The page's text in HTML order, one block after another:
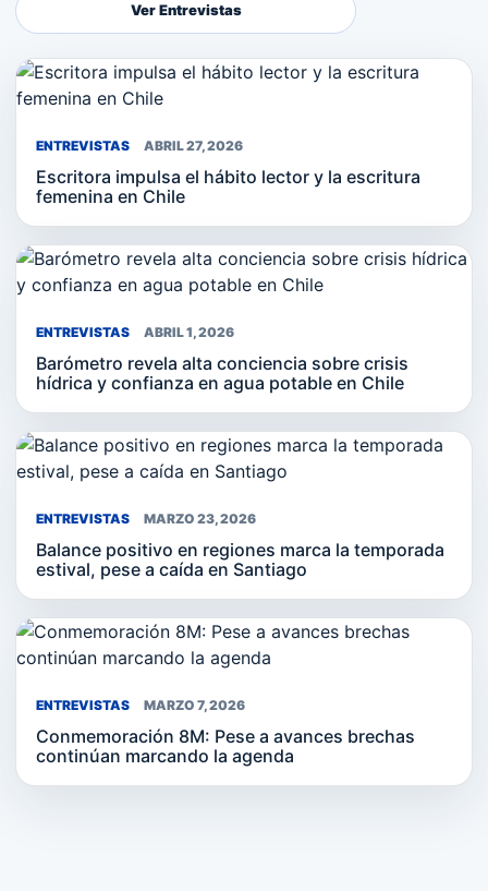
Ver Entrevistas
ENTREVISTAS ABRIL 27, 2026
Escritora impulsa el hábito lector y la escritura
femenina en Chile
ENTREVISTAS ABRIL 1, 2026
Barómetro revela alta conciencia sobre crisis
hídrica y confianza en agua potable en Chile
ENTREVISTAS MARZO 23, 2026
Balance positivo en regiones marca la temporada
estival, pese a caída en Santiago
ENTREVISTAS MARZO 7, 2026
Conmemoración 8M: Pese a avances brechas
continúan marcando la agenda